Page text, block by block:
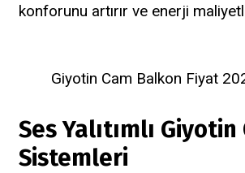
konforunu artırır ve enerji
Giyotin Cam Balkon Fiyat
Ses Yalıtımlı Giyotin
Sistemleri